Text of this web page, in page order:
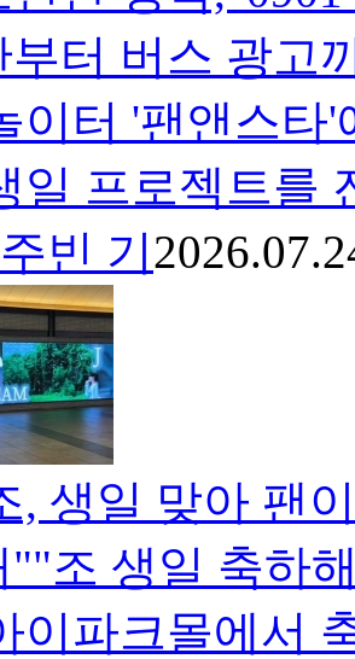
부터 버스 광고
이터 '팬앤스타
일 프로젝트를
빈 기
, 생일 맞아 팬
""조 생일 축하
이파크몰에서